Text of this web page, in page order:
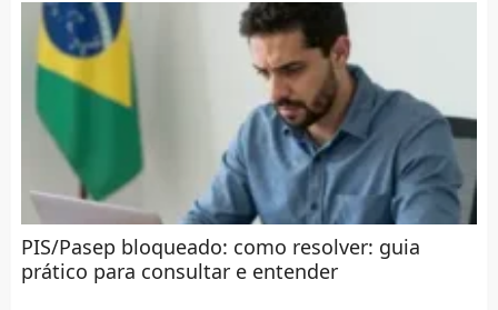
PIS/Pasep bloqueado: como resolver: guia
prático para consultar e entender